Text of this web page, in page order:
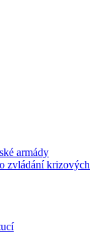
armády
zvládání krizových